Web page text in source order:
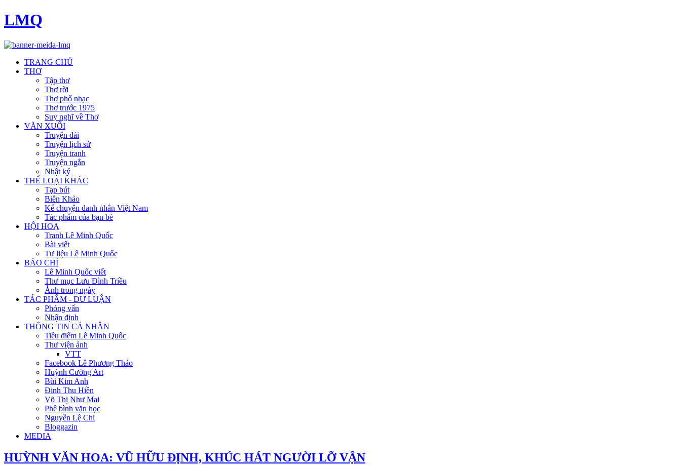
LMQ
TRANG CHỦ
THƠ
Tập thơ
Thơ rời
Thơ phổ nhạc
Thơ trước 1975
Suy nghĩ về Thơ
VĂN XUÔI
Truyện dài
Truyện lịch sử
Truyện tranh
Truyện ngắn
Nhật ký
THỂ LOẠI KHÁC
Tạp bút
Biên Khảo
Kể chuyện danh nhân Việt Nam
Tác phẩm của bạn bè
HỘI HOẠ
Tranh Lê Minh Quốc
Bài viết
Tư liệu Lê Minh Quốc
BÁO CHÍ
Lê Minh Quốc viết
Thư mục Lưu Đình Triều
Ảnh trong ngày
TÁC PHẨM - DƯ LUẬN
Phỏng vấn
Nhận định
THÔNG TIN CÁ NHÂN
Tiêu điểm Lê Minh Quốc
Thư viện ảnh
VTT
Facebook Lê Phương Thảo
Huỳnh Cường Art
Bùi Kim Anh
Đinh Thu Hiền
Võ Thị Như Mai
Phê bình văn học
Nguyễn Lệ Chi
Bloggazin
MEDIA
HUỲNH VĂN HOA: VŨ HỮU ĐỊNH, KHÚC HÁT NGƯỜI LỠ VẬN